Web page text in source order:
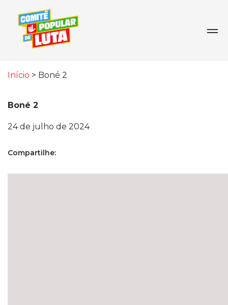
Início > Boné 2
Boné 2
24 de julho de 2024
Compartilhe: